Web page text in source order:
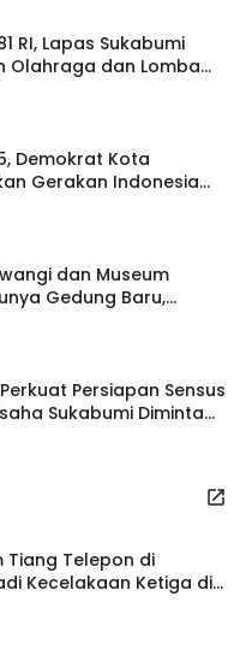
RI, Lapas Sukabumi
Olahraga dan Lomba
Demokrat Kota
Gerakan Indonesia
Masjid Agung
dan Museum
Gedung Baru,
Dipisahkan
Persiapan Sensus
Sukabumi Diminta
Tiang Telepon di
Kecelakaan Ketiga di